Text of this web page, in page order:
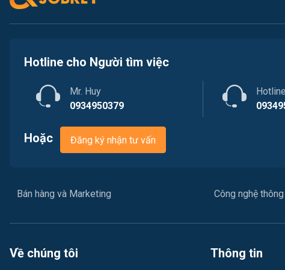
Hotline cho Người tìm việc
Mr. Huy
0934950379
Hoặc Đăng ký nhận tư vấn
Bán hàng và Marketing Công nghệ
Về chúng tôi Thông tin